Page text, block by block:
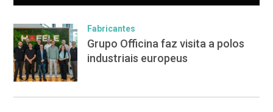
Fabricantes
Grupo Officina faz visita a polos
industriais europeus